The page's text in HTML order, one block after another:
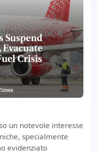
un notevole interesse
specialmente
evidenziato